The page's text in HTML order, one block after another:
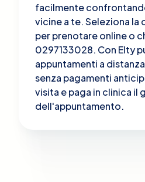
facilmente
vicine a te. Seleziona la
per prenotare online o
0297133028. Con Elty
appuntamenti a
senza pagamenti
visita e paga in clinica il
dell'appuntamento.